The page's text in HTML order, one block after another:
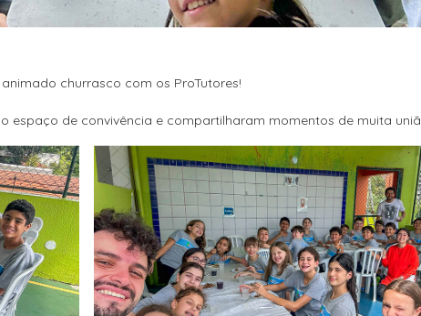
churrasco com os ProTutores!
espaço de convivência e compartilharam momentos de muita